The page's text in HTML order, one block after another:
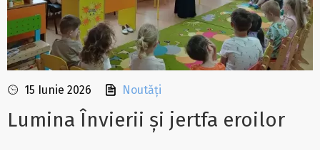
15 Iunie 2026 Noutăți
Lumina Învierii și jertfa eroilor